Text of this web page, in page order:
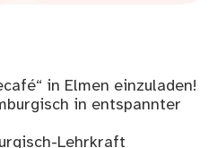
in Elmen einzuladen!
in entspannter
Lehrkraft